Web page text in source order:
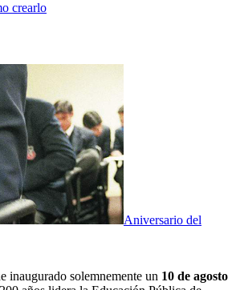
crearlo
Aniversario del
inaugurado solemnemente un 10 de agosto